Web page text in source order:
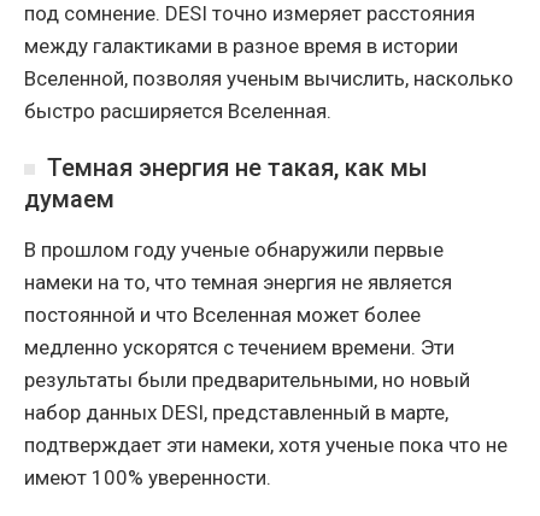
под сомнение. DESI точно измеряет расстояния
между галактиками в разное время в истории
Вселенной, позволяя ученым вычислить, насколько
быстро расширяется Вселенная.
Темная энергия не такая, как мы
думаем
В прошлом году ученые обнаружили первые
намеки на то, что темная энергия не является
постоянной и что Вселенная может более
медленно ускорятся с течением времени. Эти
результаты были предварительными, но новый
набор данных DESI, представленный в марте,
подтверждает эти намеки, хотя ученые пока что не
имеют 100% уверенности.